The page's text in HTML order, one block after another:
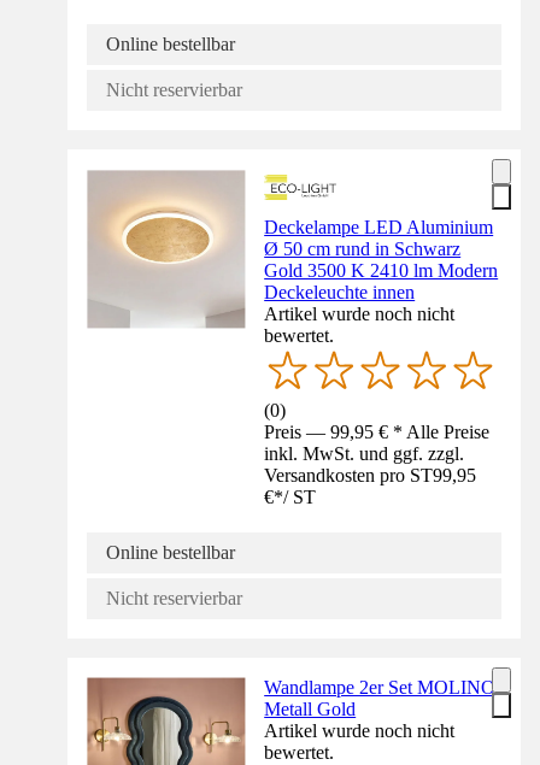
Online bestellbar
Nicht reservierbar
Deckelampe LED Aluminium
Ø 50 cm rund in Schwarz
Gold 3500 K 2410 lm Modern
Deckeleuchte innen
Artikel wurde noch nicht
bewertet.
(0)
Preis — 99,95 € * Alle Preise
inkl. MwSt. und ggf. zzgl.
Versandkosten pro ST99,95
€*/ ST
Online bestellbar
Nicht reservierbar
Wandlampe 2er Set MOLINO
Metall Gold
Artikel wurde noch nicht
bewertet.